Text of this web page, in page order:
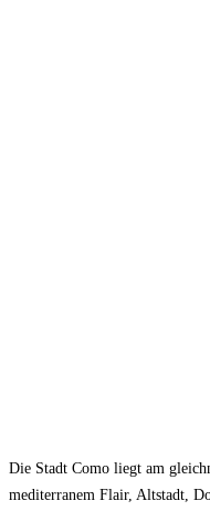
Die Stadt Como liegt am
mediterranem Flair, Altstadt,